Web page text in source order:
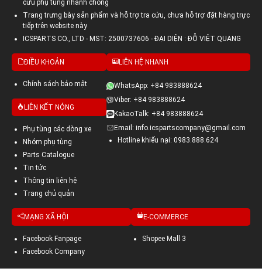
cứu phụ tùng nhanh chóng
Trang trưng bày sản phẩm và hỗ trợ tra cứu, chưa hỗ trợ đặt hàng trực
tiếp trên website này
ICSPARTS CO., LTD - MST: 2500737606 - ĐẠI DIỆN : ĐỖ VIỆT QUANG
ĐIỀU KHOẢN
Chính sách bảo mật
LIÊN KẾT NÓNG
Phụ tùng các dòng xe
Nhóm phụ tùng
Parts Catalogue
Tin tức
Thông tin liên hệ
Trang chủ quản
LIÊN HỆ NHANH
WhatsApp: +84 983888624
Viber: +84 983888624
KakaoTalk: +84 983888624
Email: info.icspartscompany@gmail.com
Hotline khiếu nại: 0983.888.624
MẠNG XÃ HỘI
Facebook Fanpage
Facebook Company
E-COMMERCE
Shopee Mall 3